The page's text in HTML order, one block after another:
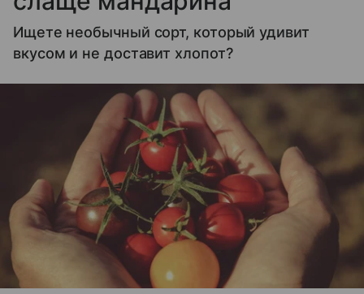
Ищете необычный сорт, который удивит
вкусом и не доставит хлопот?